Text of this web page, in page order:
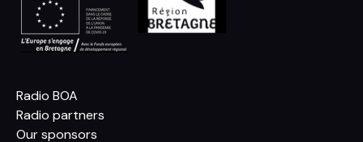
Radio BOA
Radio partners
Our sponsors